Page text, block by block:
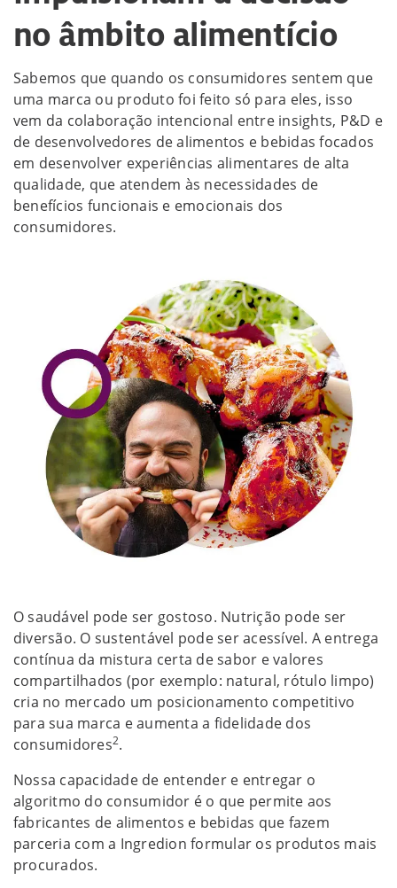
no âmbito alimentício
Sabemos que quando os consumidores sentem que
uma marca ou produto foi feito só para eles, isso
vem da colaboração intencional entre insights, P&D e
de desenvolvedores de alimentos e bebidas focados
em desenvolver experiências alimentares de alta
qualidade, que atendem às necessidades de
benefícios funcionais e emocionais dos
consumidores.
O saudável pode ser gostoso. Nutrição pode ser
diversão. O sustentável pode ser acessível. A entrega
contínua da mistura certa de sabor e valores
compartilhados (por exemplo: natural, rótulo limpo)
cria no mercado um posicionamento competitivo
para sua marca e aumenta a fidelidade dos
consumidores2.
Nossa capacidade de entender e entregar o
algoritmo do consumidor é o que permite aos
fabricantes de alimentos e bebidas que fazem
parceria com a Ingredion formular os produtos mais
procurados.